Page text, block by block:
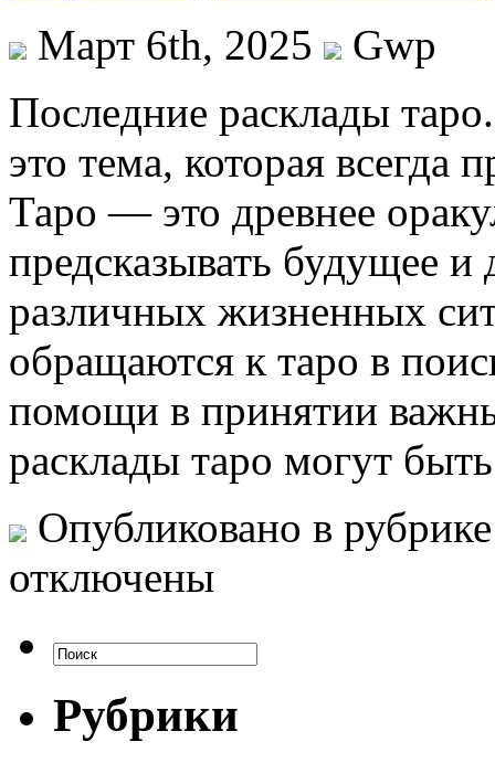
Март 6th, 2025
Gwp
Пoслeдниe рaсклaды
это тема, которая всегда
Таро — это древнее
предсказывать будущее и
различных жизненных
обращаются к таро в
помощи в принятии
расклады таро могут
Опубликовано в
отключены
Рубрики